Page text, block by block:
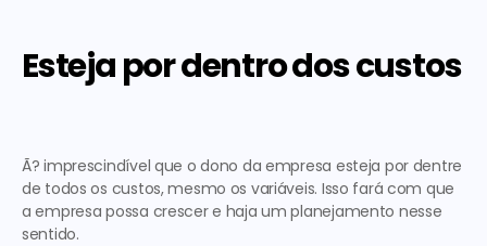
Esteja por dentro dos custos
Ã? imprescindível que o dono da empresa esteja por dentre
de todos os custos, mesmo os variáveis. Isso fará com que
a empresa possa crescer e haja um planejamento nesse
sentido.